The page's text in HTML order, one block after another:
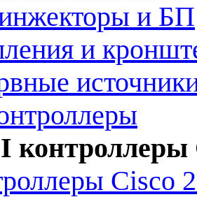
и БП
и
контроллеры
Cisco